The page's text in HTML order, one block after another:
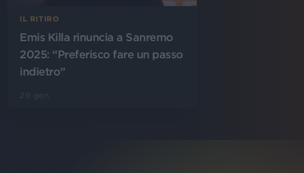
IL RITIRO
Emis Killa rinuncia a Sanremo
2025: “Preferisco fare un passo
indietro”